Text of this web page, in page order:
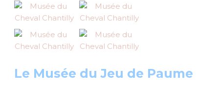
Le Musée du Jeu de Paume